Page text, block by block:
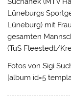
Lüneburgs
Lüneburg) mit
gesamten
(TuS Fleestedt/
Fotos von Sigi
[album id=5